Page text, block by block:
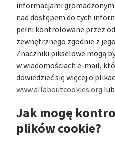
informacjami
nad dostępem do tych
pełni kontrolowane przez
zewnętrznego zgodnie z
Znaczniki pikselowe mogą
w wiadomościach e-mail,
dowiedzieć się więcej o
www.allaboutcookies.org lub
Jak mogę
plików cookie?